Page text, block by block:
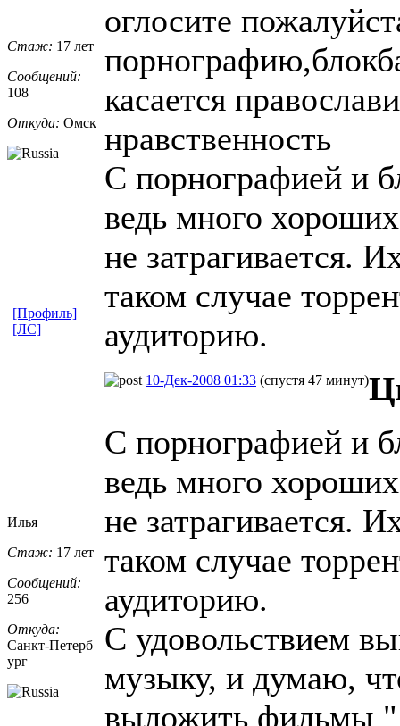
Стаж: 17 лет
Сообщений:
108
Откуда: Омск
оглосите
касается
нравственность
С порнографией и
ведь много
не затрагивается.
таком случае
аудиторию.
[Профиль]
[ЛС]
Илья
Стаж: 17 лет
Сообщений:
256
Откуда:
Санкт-Петерб
ург
10-Дек-2008 01:33 (спустя 47 минут)
С порнографией и
ведь много
не затрагивается.
таком случае
аудиторию.
С удовольствием
музыку, и думаю,
выложить фильмы